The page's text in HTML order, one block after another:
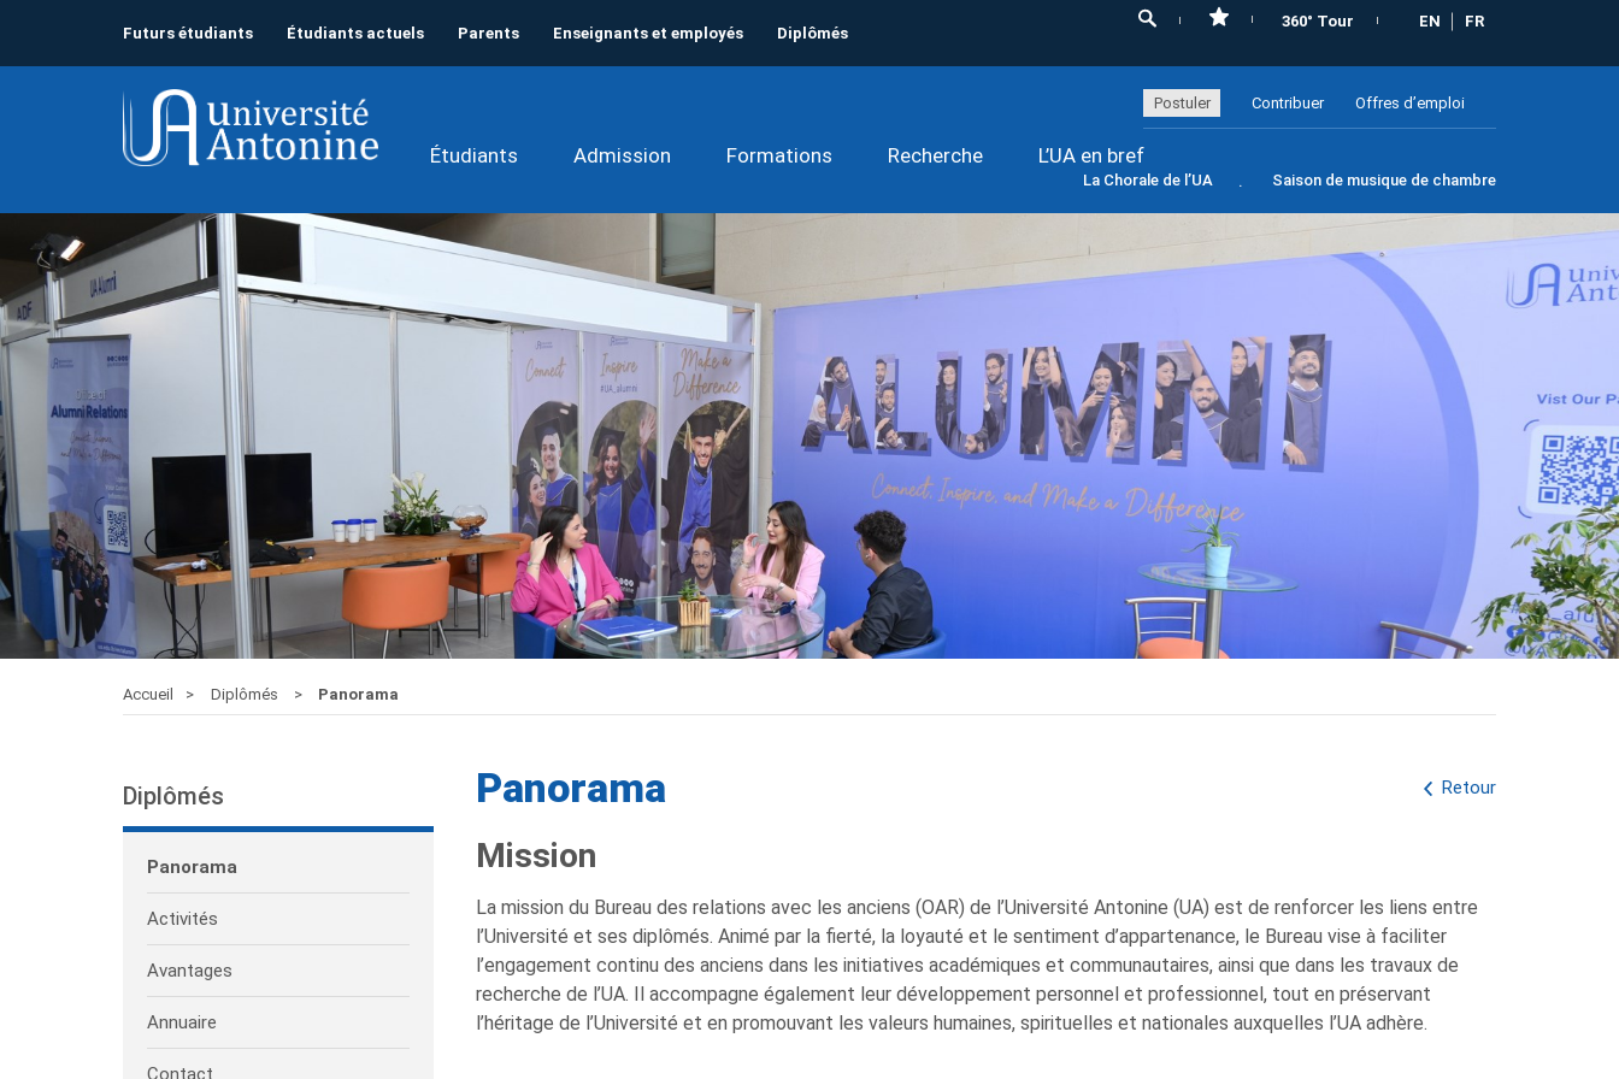
Futurs étudiants Étudiants actuels Parents Enseignants et employés Diplômés
360° Tour EN FR
Postuler Contribuer Offres d’emploi
Étudiants Admission Formations Recherche L’UA en bref
La Chorale de l’UA Saison de musique de chambre
Accueil Diplômés Panorama
Diplômés
Panorama
Activités
Avantages
Annuaire
Contact
Retour
Panorama
Mission
La mission du Bureau des relations avec les anciens (OAR) de l’Université Antonine (UA) est de renforcer les liens entre
l’Université et ses diplômés. Animé par la fierté, la loyauté et le sentiment d’appartenance, le Bureau vise à faciliter
l’engagement continu des anciens dans les initiatives académiques et communautaires, ainsi que dans les travaux de
recherche de l’UA. Il accompagne également leur développement personnel et professionnel, tout en préservant
l’héritage de l’Université et en promouvant les valeurs humaines, spirituelles et nationales auxquelles l’UA adhère.